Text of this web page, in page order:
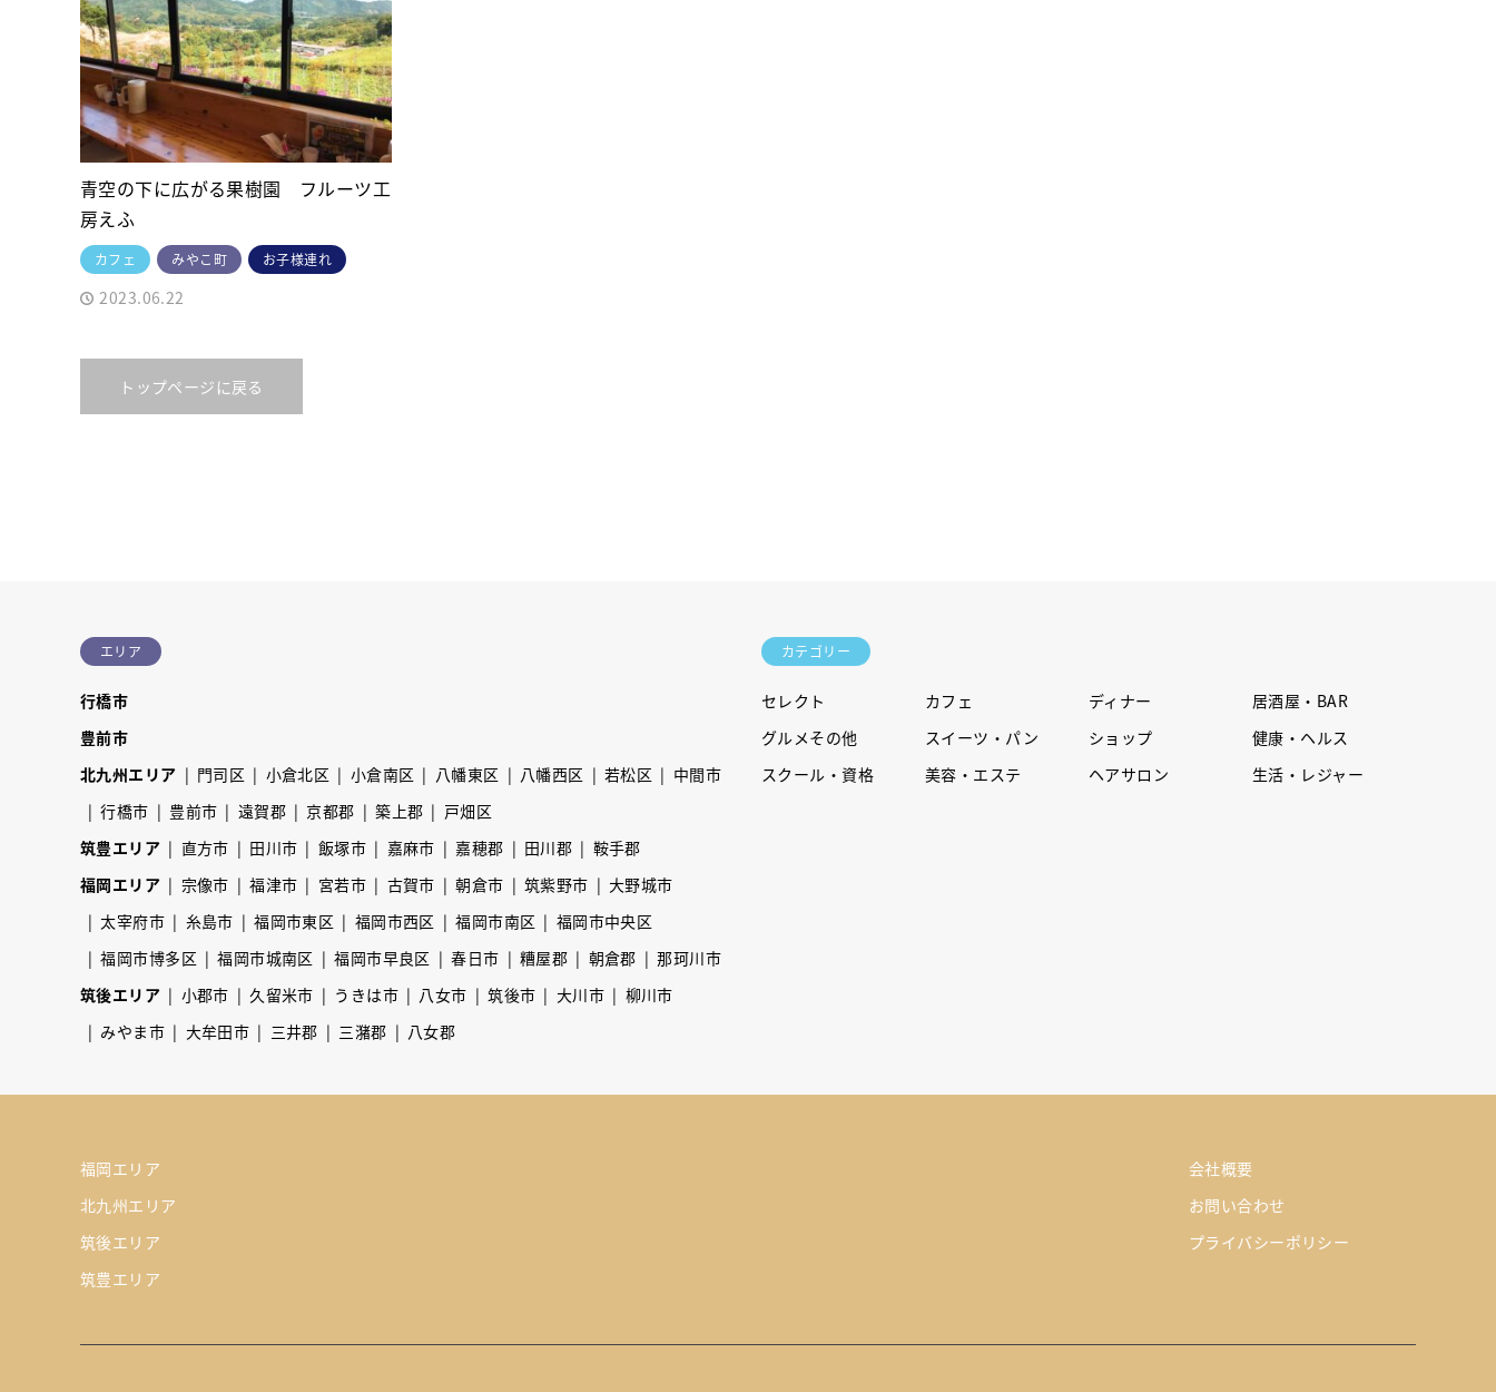
青空の下に広がる果樹園 フルーツ工
房えふ
カフェ みやこ町 お子様連れ
2023.06.22
トップページに戻る
エリア
行橋市
豊前市
北九州エリア
門司区 小倉北区 小倉南区 八幡東区 八幡西区 若松区
中間市
行橋市
豊前市 遠賀郡 京都郡 築上郡
戸畑区
筑豊エリア
直方市 田川市 飯塚市 嘉麻市 嘉穂郡 田川郡
鞍手郡
福岡エリア
宗像市 福津市 宮若市 古賀市 朝倉市 筑紫野市
大野城市
太宰府市
糸島市 福岡市東区 福岡市西区 福岡市南区
福岡市中央区
福岡市博多区
福岡市城南区 福岡市早良区 春日市 糟屋郡 朝倉郡
那珂川市
筑後エリア
小郡市 久留米市 うきは市 八女市 筑後市 大川市
柳川市
みやま市
大牟田市 三井郡 三潴郡 八女郡
カテゴリー
セレクト カフェ ディナー
居酒屋・BAR
グルメその他
スイーツ・パン ショップ
健康・ヘルス
スクール・資格
美容・エステ ヘアサロン 生活・レジャー
福岡エリア
北九州エリア
筑後エリア
筑豊エリア
会社概要
お問い合わせ
プライバシーポリシー